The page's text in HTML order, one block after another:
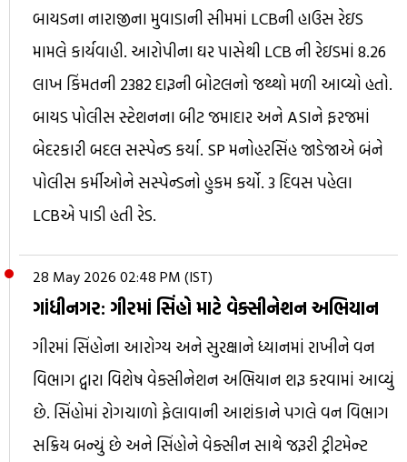
બાયડના નારાજીના મુવાડાની સીમમાં LCBની હાઉસ રેઇડ
મામલે કાર્યવાહી. આરોપીના ઘર પાસેથી LCB ની રેઇડમાં 8.26
લાખ કિંમતની 2382 દારૂની બોટલનો જથ્થો મળી આવ્યો હતો.
બાયડ પોલીસ સ્ટેશનના બીટ જમાદાર અને ASIને ફરજમાં
બેદરકારી બદલ સસ્પેન્ડ કર્યા. SP મનોહરસિંહ જાડેજાએ બંને
પોલીસ કર્મીઓને સસ્પેન્ડનો હુકમ કર્યો. 3 દિવસ પહેલા
LCBએ પાડી હતી રેડ.
28 May 2026 02:48 PM (IST)
ગાંધીનગર: ગીરમાં સિંહો માટે વેક્સીનેશન અભિયાન
ગીરમાં સિંહોના આરોગ્ય અને સુરક્ષાને ધ્યાનમાં રાખીને વન
વિભાગ દ્વારા વિશેષ વેક્સીનેશન અભિયાન શરૂ કરવામાં આવ્યું
છે. સિંહોમાં રોગચાળો ફેલાવાની આશંકાને પગલે વન વિભાગ
સક્રિય બન્યું છે અને સિંહોને વેક્સીન સાથે જરૂરી ટ્રીટમેન્ટ